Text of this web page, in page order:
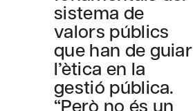
sistema de
valors públics
que han de guiar
l’ètica en la
gestió pública.
“Però no és un